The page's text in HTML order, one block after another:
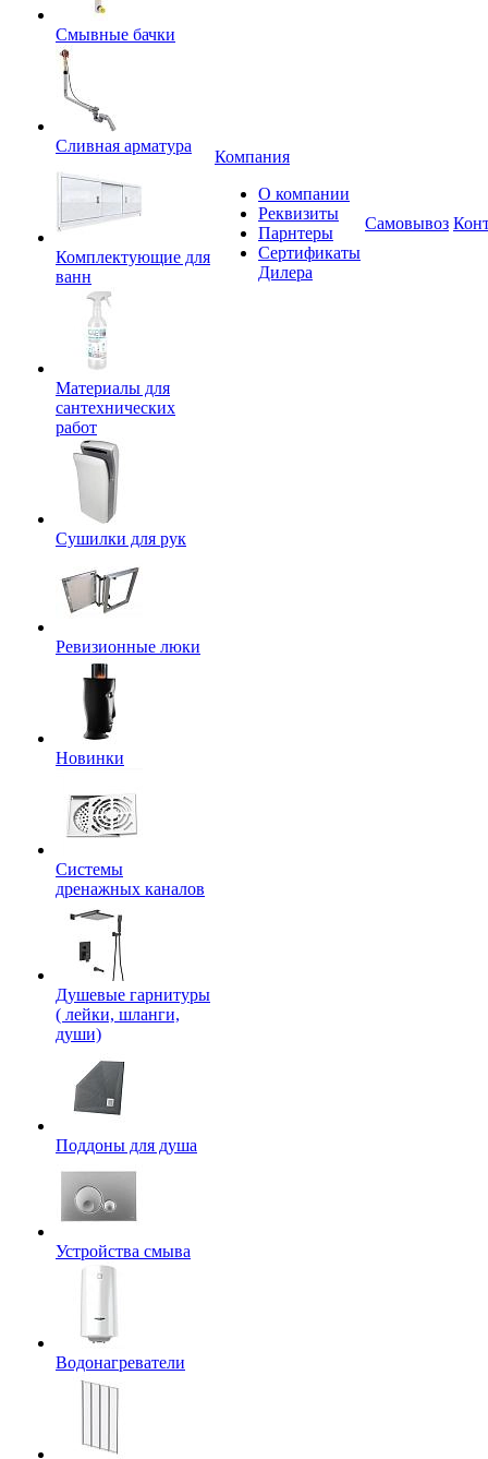
Смывные бачки
Сливная арматура
Комплектующие для
ванн
Материалы для
сантехнических
работ
Сушилки для рук
Ревизионные люки
Новинки
Системы
дренажных каналов
Душевые гарнитуры
( лейки, шланги,
души)
Поддоны для душа
Устройства смыва
Водонагреватели
Компания
О компании
Реквизиты
Парнтеры
Сертификаты
Дилера
Самовывоз